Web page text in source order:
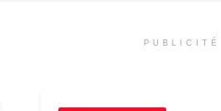
PUBLICITÉ